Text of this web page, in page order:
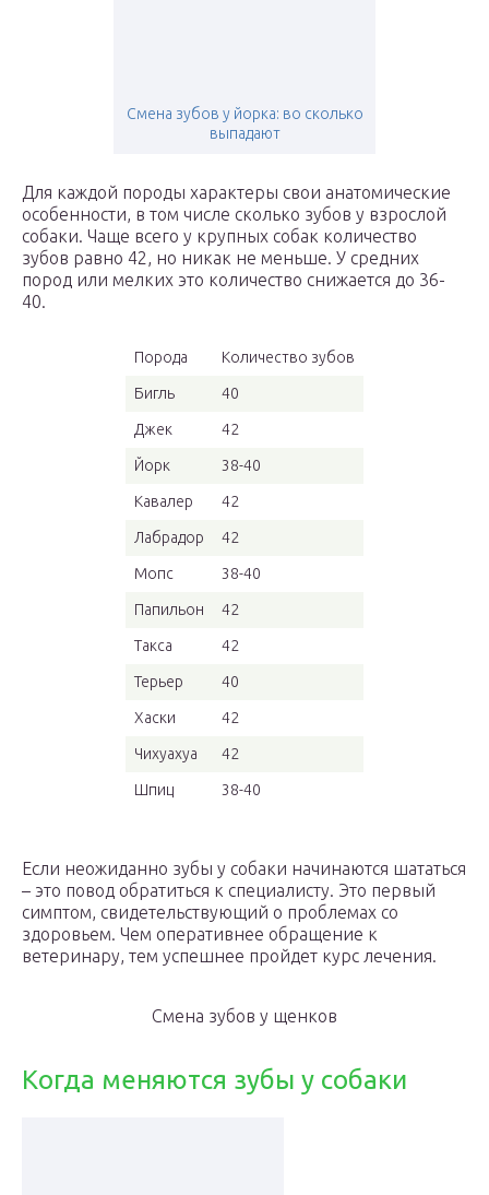
Смена зубов у йорка: во сколько
выпадают
Для каждой породы характеры свои анатомические
особенности, в том числе сколько зубов у взрослой
собаки. Чаще всего у крупных собак количество
зубов равно 42, но никак не меньше. У средних
пород или мелких это количество снижается до 36-
40.
Порода Количество зубов
Бигль 40
Джек 42
Йорк 38-40
Кавалер 42
Лабрадор 42
Мопс 38-40
Папильон 42
Такса 42
Терьер 40
Хаски 42
Чихуахуа 42
Шпиц 38-40
Если неожиданно зубы у собаки начинаются шататься
– это повод обратиться к специалисту. Это первый
симптом, свидетельствующий о проблемах со
здоровьем. Чем оперативнее обращение к
ветеринару, тем успешнее пройдет курс лечения.
Смена зубов у щенков
Когда меняются зубы у собаки